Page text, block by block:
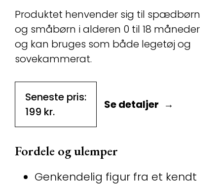
Produktet henvender sig til spædbørn
og småbørn i alderen 0 til 18 måneder
og kan bruges som både legetøj og
sovekammerat.
Fordele og ulemper
Genkendelig figur fra et kendt
Seneste pris:
199 kr.
Se detaljer